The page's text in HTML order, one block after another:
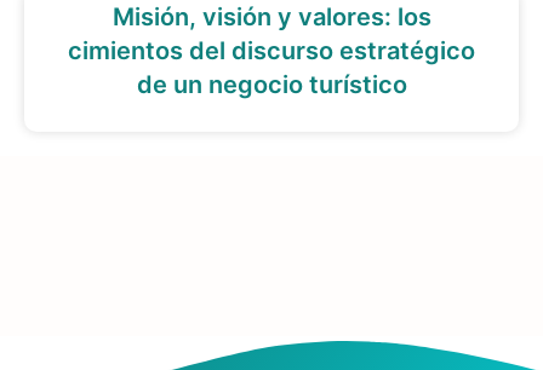
Misión, visión y valores: los
cimientos del discurso estratégico
de un negocio turístico